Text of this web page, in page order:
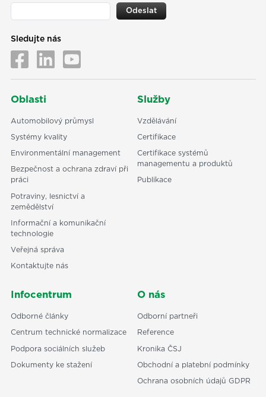
Odeslat
Sledujte nás
Oblasti
Automobilový průmysl
Systémy kvality
Environmentální management
Bezpečnost a ochrana zdraví při
práci
Potraviny, lesnictví a
zemědělství
Informační a komunikační
technologie
Veřejná správa
Kontaktujte nás
Služby
Vzdělávání
Certifikace
Certifikace systémů
managementu a produktů
Publikace
Infocentrum
Odborné články
Centrum technické normalizace
Podpora sociálních služeb
Dokumenty ke stažení
O nás
Odborní partneři
Reference
Kronika ČSJ
Obchodní a platební podmínky
Ochrana osobních údajů GDPR